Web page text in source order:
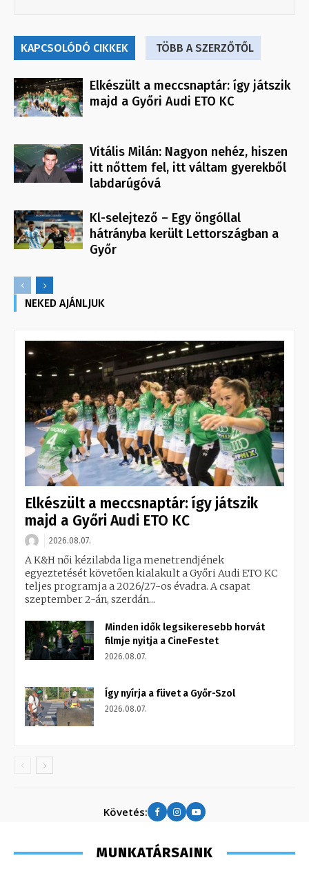
KAPCSOLÓDÓ CIKKEK TÖBB A SZERZŐTŐL
Elkészült a meccsnaptár: így játszik
majd a Győri Audi ETO KC
Vitális Milán: Nagyon nehéz, hiszen
itt nőttem fel, itt váltam gyerekből
labdarúgóvá
Kl-selejtező – Egy öngóllal
hátrányba került Lettországban a
Győr
NEKED AJÁNLJUK
Elkészült a meccsnaptár: így játszik
majd a Győri Audi ETO KC
2026.08.07.
A K&H női kézilabda liga menetrendjének
egyeztetését követően kialakult a Győri Audi ETO KC
teljes programja a 2026/27-os évadra. A csapat
szeptember 2-án, szerdán...
Minden idők legsikeresebb horvát
filmje nyitja a CineFestet
2026.08.07.
Így nyírja a füvet a Győr-Szol
2026.08.07.
Követés:
MUNKATÁRSAINK